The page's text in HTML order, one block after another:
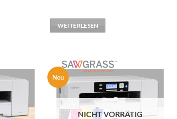
WEITERLESEN
zur
hinzufügen
Neu
zur
hinzufügen
NICHT VORRÄTIG